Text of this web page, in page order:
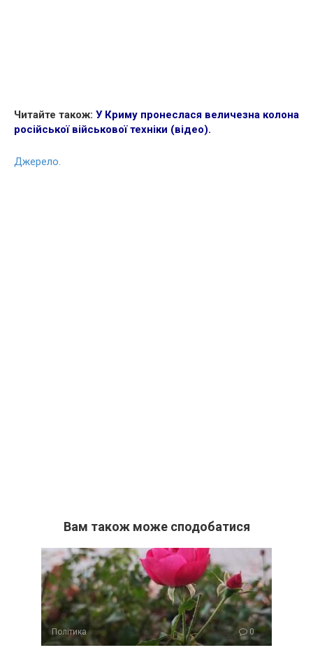
Читайте також: У Криму пронеслася величезна колона
російської військової техніки (відео).
Джерело.
Вам також може сподобатися
Політика 0